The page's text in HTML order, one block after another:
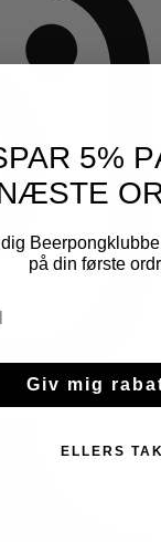
5%
på din første
Giv mig
ELLERS